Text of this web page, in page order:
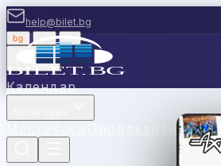
help@bilet.bg
bg |
Вход
Календар
Продавайте с нас